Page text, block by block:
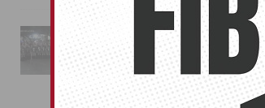
La Entrada Cristiana llena de
esplendor las calles de
Almoradí en una multitudinaria
jornada festera
02/08/2026